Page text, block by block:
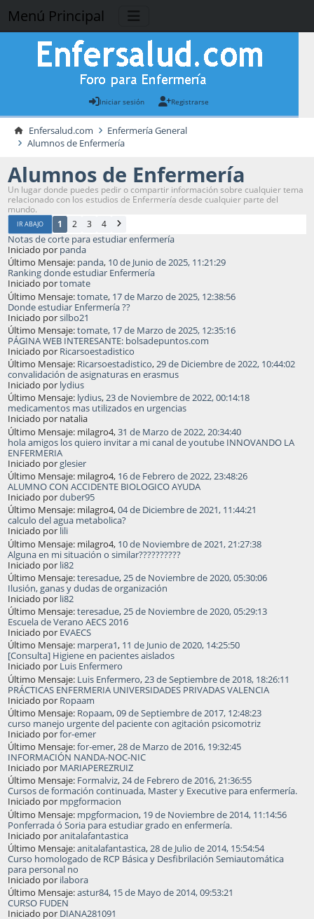
Menú Principal
Iniciar sesión Registrarse
Enfersalud.com
Enfermería General
Alumnos de Enfermería
Alumnos de Enfermería
Un lugar donde puedes pedir o compartir información sobre cualquier tema
relacionado con los estudios de Enfermería desde cualquier parte del
mundo.
IR ABAJO 1 2 3 4
Notas de corte para estudiar enfermería
Iniciado por panda
Último Mensaje: panda, 10 de Junio de 2025, 11:21:29
Ranking donde estudiar Enfermería
Iniciado portomate
Último Mensaje:tomate, 17 de Marzo de 2025, 12:38:56
Donde estudiar Enfermería ??
Iniciado porsilbo21
Último Mensaje:tomate, 17 de Marzo de 2025, 12:35:16
PÁGINA WEB INTERESANTE: bolsadepuntos.com
Iniciado por Ricarsoestadistico
Último Mensaje: Ricarsoestadistico,29 de Diciembre de 2022, 10:44:02
convalidación de asignaturas en erasmus
Iniciado por lydius
Último Mensaje: lydius,23 de Noviembre de 2022, 00:14:18
medicamentos mas utilizados en urgencias
Iniciado por natalia
Último Mensaje: milagro4,31 de Marzo de 2022, 20:34:40
hola amigos los quiero invitar a mi canal de youtube INNOVANDO LA
ENFERMERIA
Iniciado por glesier
Último Mensaje: milagro4, 16 de Febrero de 2022, 23:48:26
ALUMNO CON ACCIDENTE BIOLOGICO AYUDA
Iniciado porduber95
Último Mensaje: milagro4,04 de Diciembre de 2021, 11:44:21
calculo del agua metabolica?
Iniciado por lili
Último Mensaje: milagro4, 10 de Noviembre de 2021, 21:27:38
Alguna en mi situación o similar??????????
Iniciado por li82
Último Mensaje:teresadue,25 de Noviembre de 2020, 05:30:06
Ilusión, ganas y dudas de organización
Iniciado por li82
Último Mensaje:teresadue,25 de Noviembre de 2020, 05:29:13
Escuela de Verano AECS 2016
Iniciado por EVAECS
Último Mensaje: marpera1, 11 de Junio de 2020, 14:25:50
[Consulta] Higiene en pacientes aislados
Iniciado por Luis Enfermero
Último Mensaje: Luis Enfermero,23 de Septiembre de 2018, 18:26:11
PRÁCTICAS ENFERMERIA UNIVERSIDADES PRIVADAS VALENCIA
Iniciado por Ropaam
Último Mensaje: Ropaam,09 de Septiembre de 2017, 12:48:23
curso manejo urgente del paciente con agitación psicomotriz
Iniciado porfor-emer
Último Mensaje:for-emer,28 de Marzo de 2016, 19:32:45
INFORMACIÓN NANDA-NOC-NIC
Iniciado por MARIAPEREZRUIZ
Último Mensaje: Formalviz,24 de Febrero de 2016, 21:36:55
Cursos de formación continuada, Master y Executive para enfermería.
Iniciado por mpgformacion
Último Mensaje: mpgformacion, 19 de Noviembre de 2014, 11:14:56
Ponferrada ó Soria para estudiar grado en enfermería.
Iniciado poranitalafantastica
Último Mensaje:anitalafantastica,28 de Julio de 2014, 15:54:54
Curso homologado de RCP Básica y Desfibrilación Semiautomática
para personal no
Iniciado por ilabora
Último Mensaje:astur84, 15 de Mayo de 2014, 09:53:21
CURSO FUDEN
Iniciado por DIANA281091